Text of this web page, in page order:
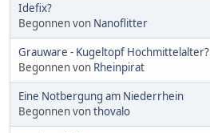
Idefix?
Begonnen von Nanoflitter
Grauware - Kugeltopf Hochmittelalter?
Begonnen von Rheinpirat
Eine Notbergung am Niederrhein
Begonnen vonthovalo